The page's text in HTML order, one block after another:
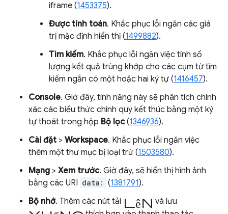
iframe (1453375).
Được tính toán. Khắc phục lỗi ngăn các giá
trị mặc định hiển thị (1499882).
Tìm kiếm. Khắc phục lỗi ngăn việc tính số
lượng kết quả trùng khớp cho các cụm từ tìm
kiếm ngắn có một hoặc hai ký tự (1416457).
Console. Giờ đây, tính năng này sẽ phân tích chính
xác các biểu thức chính quy kết thúc bằng một ký
tự thoát trong hộp Bộ lọc(1346936).
Cài đặt > Workspace. Khắc phục lỗi ngăn việc
thêm một thư mục bị loại trừ (1503580).
Mạng > Xem trước. Giờ đây, sẽ hiển thị hình ảnh
bằng các URI data: (1381791).
Bộ nhớ. Thêm các nút tải lên và lưu